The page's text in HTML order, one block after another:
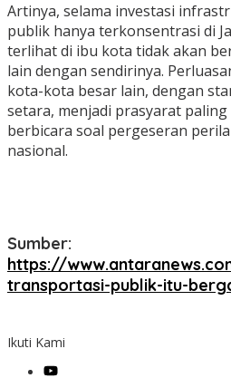
Artinya, selama investasi
publik hanya terkonsentrasi di
terlihat di ibu kota tidak akan
lain dengan sendirinya.
kota-kota besar lain, dengan
setara, menjadi prasyarat
berbicara soal pergeseran
nasional.
Sumber:
https://
transportasi-publik-itu-
Ikuti Kami